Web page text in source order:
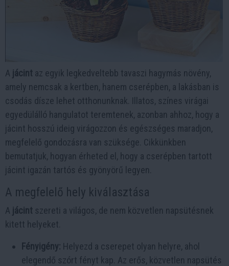
A jácint az egyik legkedveltebb tavaszi hagymás növény,
amely nemcsak a kertben, hanem cserépben, a lakásban is
csodás dísze lehet otthonunknak. Illatos, színes virágai
egyedülálló hangulatot teremtenek, azonban ahhoz, hogy a
jácint hosszú ideig virágozzon és egészséges maradjon,
megfelelő gondozásra van szüksége. Cikkünkben
bemutatjuk, hogyan érheted el, hogy a cserépben tartott
jácint igazán tartós és gyönyörű legyen.
A megfelelő hely kiválasztása
A jácint szereti a világos, de nem közvetlen napsütésnek
kitett helyeket.
Fényigény: Helyezd a cserepet olyan helyre, ahol
elegendő szórt fényt kap. Az erős, közvetlen napsütés